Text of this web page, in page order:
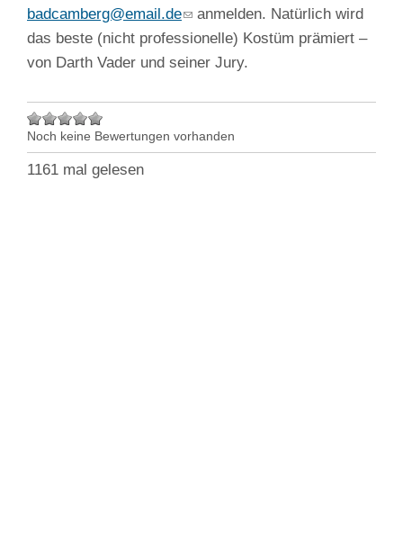
badcamberg@email.de
anmelden. Natürlich wird
das beste (nicht professionelle) Kostüm prämiert –
von Darth Vader und seiner Jury.
Noch keine Bewertungen vorhanden
1161 mal gelesen